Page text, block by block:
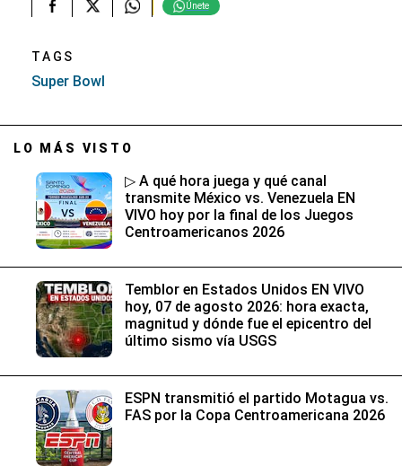
Únete
TAGS
Super Bowl
LO MÁS VISTO
▷ A qué hora juega y qué canal
transmite México vs. Venezuela EN
VIVO hoy por la final de los Juegos
Centroamericanos 2026
Temblor en Estados Unidos EN VIVO
hoy, 07 de agosto 2026: hora exacta,
magnitud y dónde fue el epicentro del
último sismo vía USGS
ESPN transmitió el partido Motagua vs.
FAS por la Copa Centroamericana 2026